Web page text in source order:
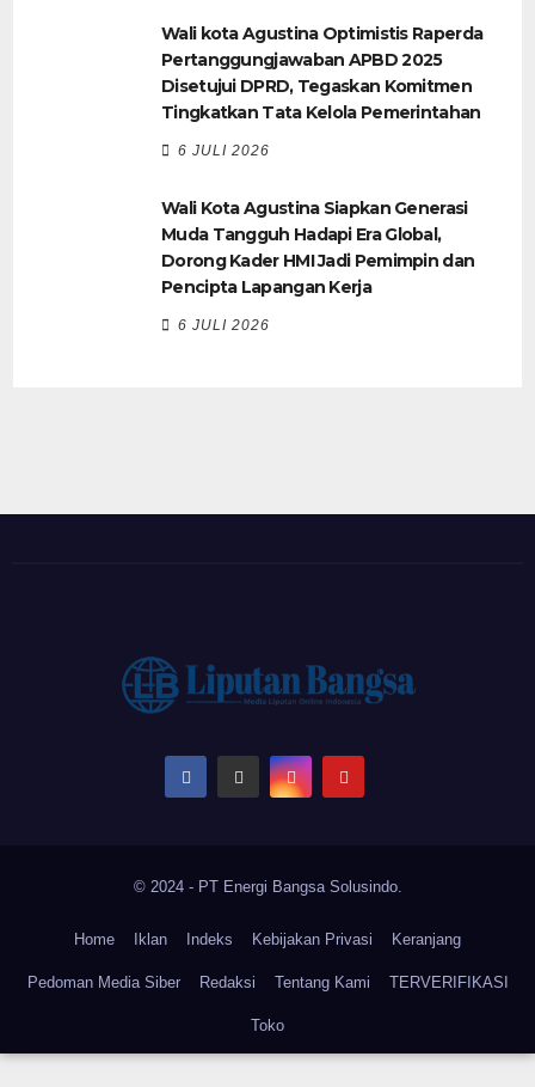
Wali kota Agustina Optimistis Raperda
Pertanggungjawaban APBD 2025
Disetujui DPRD, Tegaskan Komitmen
Tingkatkan Tata Kelola Pemerintahan
6 JULI 2026
Wali Kota Agustina Siapkan Generasi
Muda Tangguh Hadapi Era Global,
Dorong Kader HMI Jadi Pemimpin dan
Pencipta Lapangan Kerja
6 JULI 2026
© 2024 - PT Energi Bangsa Solusindo.
Home Iklan Indeks Kebijakan Privasi Keranjang
Pedoman Media Siber Redaksi Tentang Kami TERVERIFIKASI
Toko